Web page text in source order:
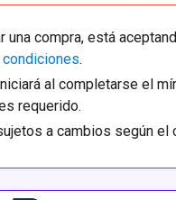
una compra, está
.
al completarse el
requerido.
a cambios según el